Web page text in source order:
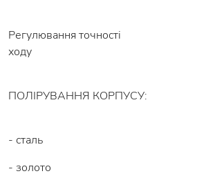
Регулювання точності
ходу
ПОЛІРУВАННЯ КОРПУСУ:
- сталь
- золото